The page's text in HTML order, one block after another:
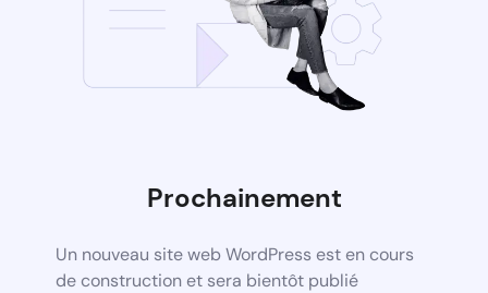
Prochainement
Un nouveau site web WordPress est en cours
de construction et sera bientôt publié